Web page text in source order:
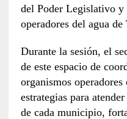
del Poder Legislativo y
operadores del agua de
Durante la sesión, el
de este espacio de
organismos
estrategias para
de cada municipio,